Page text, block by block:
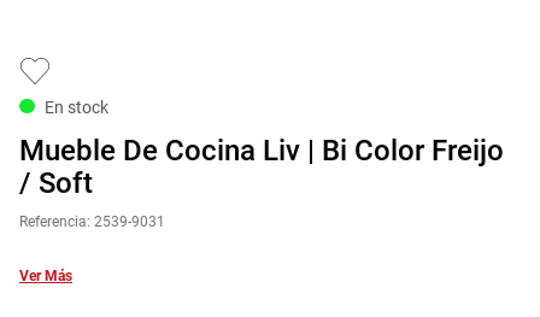
En stock
Mueble De Cocina Liv | Bi Color Freijo
/ Soft
Referencia: 2539-9031
Ver Más
.
zapatera
6
cama
7.
comoda